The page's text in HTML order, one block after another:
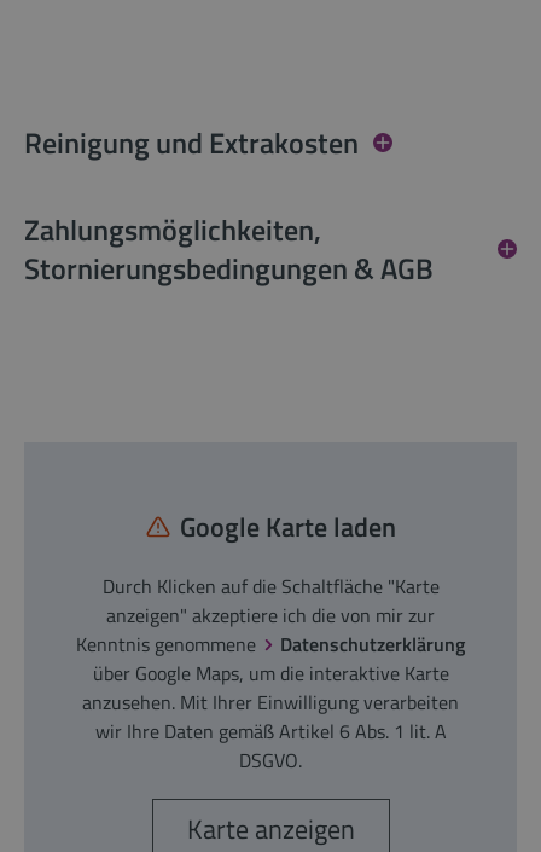
Reinigung und Extrakosten
Zahlungsmöglichkeiten,
Stornierungsbedingungen & AGB
Google Karte laden
Durch Klicken auf die Schaltfläche "Karte
anzeigen" akzeptiere ich die von mir zur
Kenntnis genommene
Datenschutzerklärung
über Google Maps, um die interaktive Karte
anzusehen. Mit Ihrer Einwilligung verarbeiten
wir Ihre Daten gemäß Artikel 6 Abs. 1 lit. A
DSGVO.
Karte anzeigen